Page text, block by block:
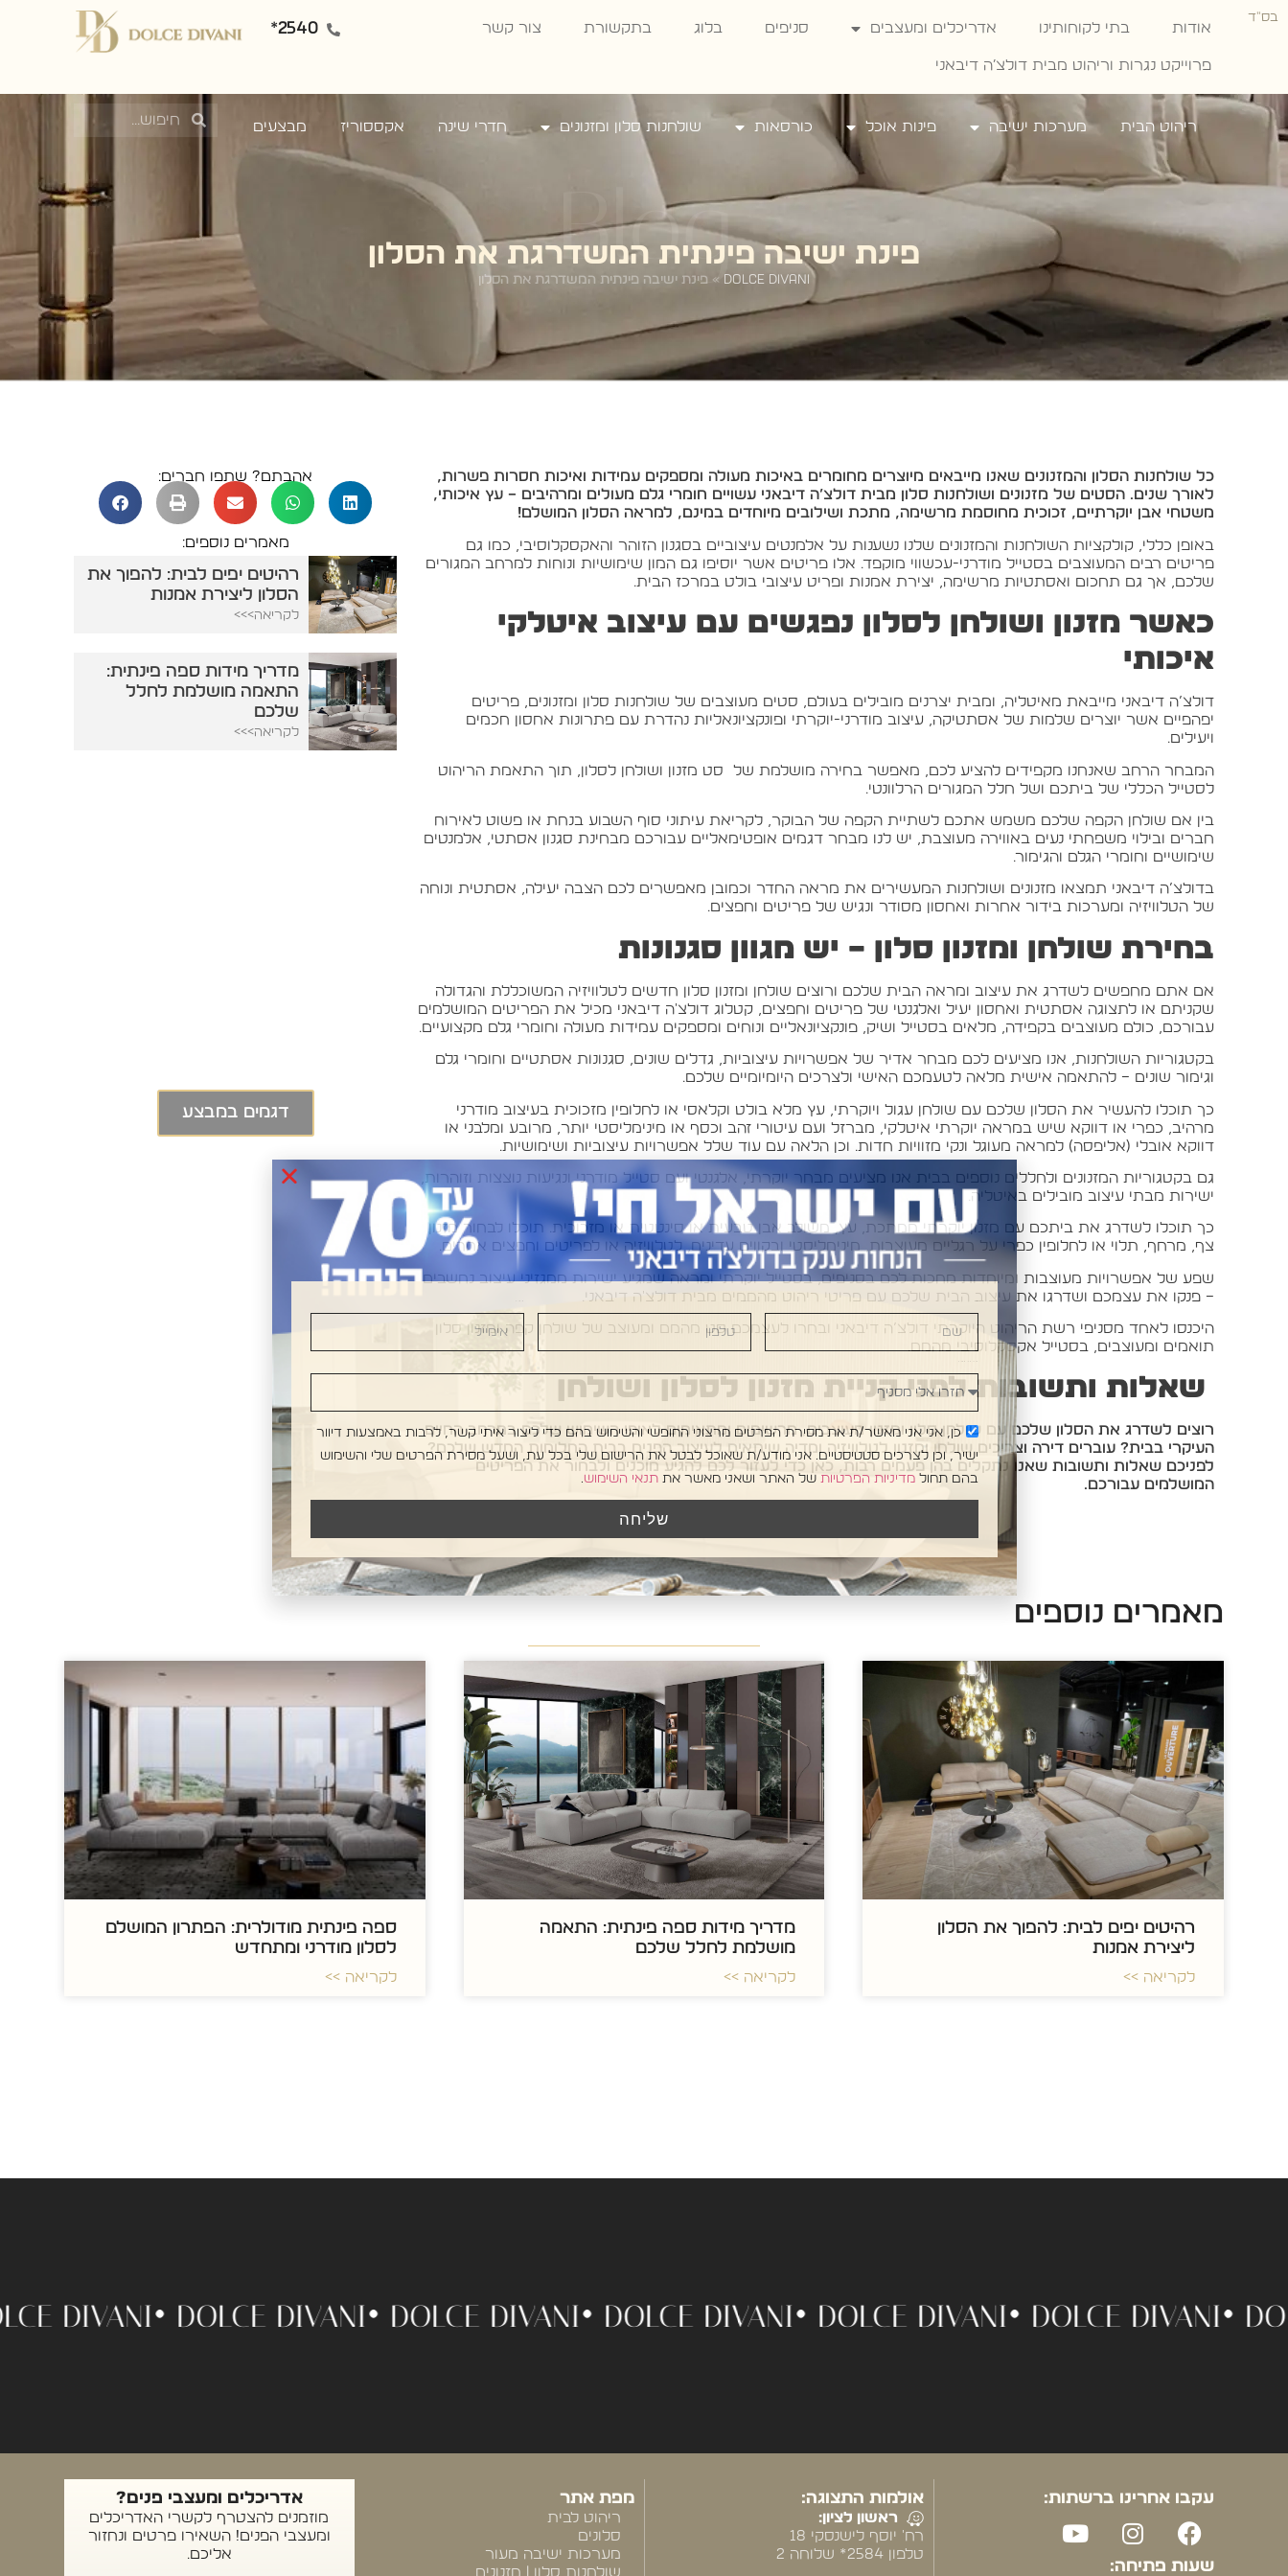
בס"ד
אודות בתי לקוחותינו אדריכלים ומעצבים סניפים בלוג בתקשורת צור קשר
פרוייקט נגרות וריהוט מבית דולצ׳ה דיבאני
2540*
ריהוט הבית מערכות ישיבה פינות אוכל כורסאות שולחנות סלון ומזנונים חדרי שינה אקססוריז מבצעים
Blog
פינת ישיבה פינתית המשדרגת את הסלון
Dolce Divani
» פינת ישיבה פינתית המשדרגת את הסלון
כל שולחנות הסלון והמזנונים שאנו מייבאים מיוצרים מחומרים באיכות מעולה ומספקים עמידות ואיכות חסרות פשרות,
לאורך שנים. הסטים של מזנונים ושולחנות סלון מבית דולצ’ה דיבאני עשויים חומרי גלם מעולים ומרהיבים – עץ איכותי,
משטחי אבן יוקרתיים, זכוכית מחוסמת מרשימה, מתכת ושילובים מיוחדים במינם, למראה הסלון המושלם!
באופן כללי, קולקציות השולחנות והמזנונים שלנו נשענות על אלמנטים עיצוביים בסגנון הזוהר והאקסקלוסיבי, כמו גם
פריטים רבים המעוצבים בסטייל מודרני-עכשווי מוקפד. אלו פריטים אשר יוסיפו גם המון שימושיות ונוחות למרחב המגורים
שלכם, אך גם תחכום ואסתטיות מרשימה, יצירת אמנות ופריט עיצובי בולט במרכז הבית.
כאשר מזנון ושולחן לסלון נפגשים עם עיצוב איטלקי
איכותי
דולצ’ה דיבאני מייבאת מאיטליה, ומבית יצרנים מובילים בעולם, סטים מעוצבים של שולחנות סלון ומזנונים, פריטים
יפהפיים אשר יוצרים שלמות של אסתטיקה, עיצוב מודרני-יוקרתי ופונקציונאליות נהדרת עם פתרונות אחסון חכמים
ויעילים.
המבחר הרחב שאנחנו מקפידים להציע לכם, מאפשר בחירה מושלמת של סט מזנון ושולחן לסלון, תוך התאמת הריהוט
לסטייל הכללי של ביתכם ושל חלל המגורים הרלוונטי.
בין אם שולחן הקפה שלכם משמש אתכם לשתיית הקפה של הבוקר, לקריאת עיתוני סוף השבוע בנחת או פשוט לאירוח
חברים ובילוי משפחתי נעים באווירה מעוצבת, יש לנו מבחר דגמים אופטימאליים עבורכם מבחינת סגנון אסתטי, אלמנטים
שימושיים וחומרי הגלם והגימור.
בדולצ’ה דיבאני תמצאו מזנונים ושולחנות המעשירים את מראה החדר וכמובן מאפשרים לכם הצבה יעילה, אסתטית ונוחה
של הטלוויזיה ומערכות בידור אחרות ואחסון מסודר ונגיש של פריטים וחפצים.
בחירת שולחן ומזנון סלון – יש מגוון סגנונות
אם אתם מחפשים לשדרג את עיצוב ומראה הבית שלכם ורוצים שולחן ומזנון סלון חדשים לטלוויזיה המשוכללת והגדולה
שקניתם או לתצוגה אסתטית ואחסון יעיל ואלגנטי של פריטים וחפצים, קטלוג דולצ'ה דיבאני מכיל את הפריטים המושלמים
עבורכם, כולם מעוצבים בקפידה, מלאים בסטייל ושיק, פונקציונאליים ונוחים ומספקים עמידות מעולה וחומרי גלם מקצועיים.
בקטגוריות השולחנות, אנו מציעים לכם מבחר אדיר של אפשרויות עיצוביות, גדלים שונים, סגנונות אסתטיים וחומרי גלם
וגימור שונים – להתאמה אישית מלאה לטעמכם האישי ולצרכים היומיומיים שלכם.
כך תוכלו להעשיר את הסלון שלכם עם שולחן עגול ויוקרתי, עץ מלא בולט וקלאסי או לחלופין מזכוכית בעיצוב מודרני
מרהיב, כפרי או דווקא שיש במראה יוקרתי איטלקי, מברזל ועם עיטורי זהב וכסף או מינימליסטי יותר, מרובע ומלבני או
דווקא אובלי (אליפסה) למראה מעוגל ונקי מזוויות חדות. וכן הלאה עם עוד שלל אפשרויות עיצוביות ושימושיות.
גם בקטגוריות המזנונים ולחללים נוספים בבית אנו מציעים מבחר יוקרתי, אלגנטי ועם סטייל מודרני ונגיעות נוצצות וזוהרות,
ישירות מבתי עיצוב מובילים באיטליה.
כך תוכלו לשדרג את ביתכם עם מזנון יוקרתי ממתכת, עץ, משולב אבן טבעית או סינטטית או מזכוכית. תוכלו לבחור מזנון
צף, מרחף, תלוי או לחלופין כפרי על רגליים מעוצבות, מינימליסטי ובקווים עדינים, לטלוויזיה או לפריטים וחפצים אחרים.
שפע של אפשרויות מעוצבות ומיוחדות מחכות לכם בסניפים, בסטייל יוקרתי ומראה שמגיע ישירות ממגזיני עיצוב נחשבים
– פנקו את עצמכם ושדרגו את עיצוב הבית שלכם עם פריטי ריהוט מהממים מבית דולצ'ה דיבאני.
היכנסו לאחד מסניפי רשת הריהוט היוקרתי דולצ’ה דיבאני ובחרו לעצמכם סט מהמם ומעוצב של שולחן קפה ומזנון סלון
תואמים ומעוצבים, בסטייל אקסקלוסיבי מהמם.
שאלות ותשובות לפני קניית מזנון לסלון ושולחן
רוצים לשדרג את הסלון שלכם עם שולחן סלון ומזנון מעוצבים, מרשימים ומתאימים לאופי השימוש שלכם במרחב החיים
העיקרי בבית? עוברים דירה וצריכים שולחן ומזנון לטלוויזיה ומדיה שיתאים לעיצוב הפנים בבית החלומות החדש שלכם?
לפניכם שאלות ותשובות שאנו נתקלים בהן פעמים רבות, כאן כדי לעזור לכם להגיע מוכנים ולבחור את הפריטים
המושלמים עבורכם.
אהבתם? שתפו חברים:
מאמרים נוספים:
רהיטים יפים לבית: להפוך את
הסלון ליצירת אמנות
לקריאה>>>
מדריך מידות ספה פינתית:
התאמה מושלמת לחלל
שלכם
לקריאה>>>
דגמים במבצע
מאמרים נוספים
רהיטים יפים לבית: להפוך את הסלון
ליצירת אמנות
לקריאה >>
מדריך מידות ספה פינתית: התאמה
מושלמת לחלל שלכם
לקריאה >>
ספה פינתית מודולרית: הפתרון המושלם
לסלון מודרני ומתחדש
לקריאה >>
• DOLCE DIVANI • DOLCE DIVANI • DOLCE DIVANI • DOLCE DIVANI • DOLCE DIVANI • DOLCE
עקבו אחרינו ברשתות:
שעות פתיחה:
אולמות התצוגה:
ראשון לציון:
רח' יוסף לישנסקי 18
טלפון 2584* שלוחה 2
מפת אתר
ריהוט לבית
סלונים
מערכות ישיבה מעור
שולחנות סלון | מזנונים
אדריכלים ומעצבי פנים?
מוזמנים להצטרף לקשרי האדריכלים
ומעצבי הפנים! השאירו פרטים ונחזור
אליכם.
כן, אני אני מאשר/ת את מסירת הפרטים מרצוני החופשי והשימוש בהם כדי ליצור איתי קשר, לרבות באמצעות דיוור
ישיר, וכן לצרכים סטטיסטיים. אני מודע/ת שאוכל לבטל את הרישום שלי בכל עת, ושעל מסירת הפרטים שלי והשימוש
בהם תחולמדיניות הפרטיות של האתר ושאני מאשר אתתנאי השימוש.
שליחה